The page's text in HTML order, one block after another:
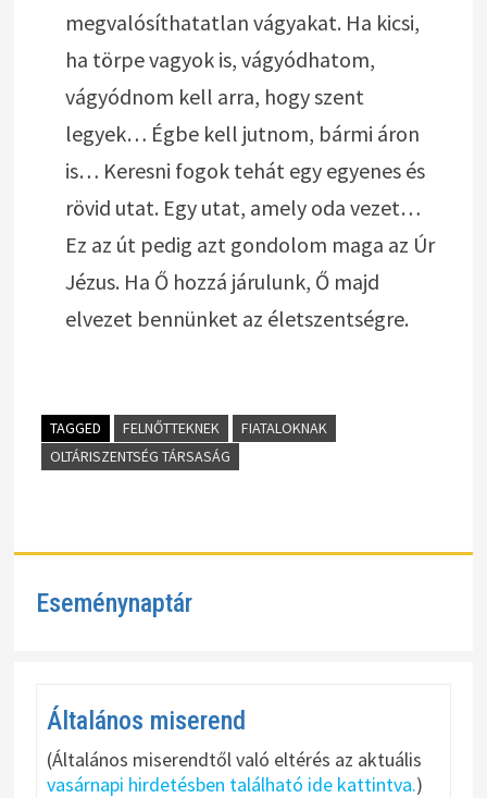
megvalósíthatatlan vágyakat. Ha kicsi,
ha törpe vagyok is, vágyódhatom,
vágyódnom kell arra, hogy szent
legyek… Égbe kell jutnom, bármi áron
is… Keresni fogok tehát egy egyenes és
rövid utat. Egy utat, amely oda vezet…
Ez az út pedig azt gondolom maga az Úr
Jézus. Ha Ő hozzá járulunk, Ő majd
elvezet bennünket az életszentségre.
TAGGED FELNŐTTEKNEK
FIATALOKNAK
OLTÁRISZENTSÉG TÁRSASÁG
Eseménynaptár
Általános miserend
(Általános miserendtől való eltérés az aktuális
vasárnapi hirdetésben található ide kattintva.)